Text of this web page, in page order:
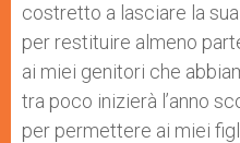
costretto a lasciare la
per restituire almeno
ai miei genitori che
tra poco inizierà l’anno
per permettere ai miei